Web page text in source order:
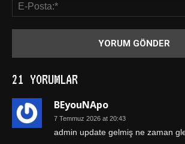
21 YORUMLAR
BEyouNApo
7 Temmuz 2026 at 20:43
admin update gelmiş ne zaman